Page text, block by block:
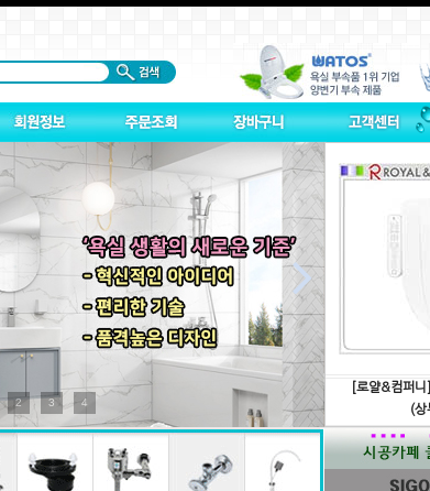
2 3 4

[로얄&컴퍼니]
(상